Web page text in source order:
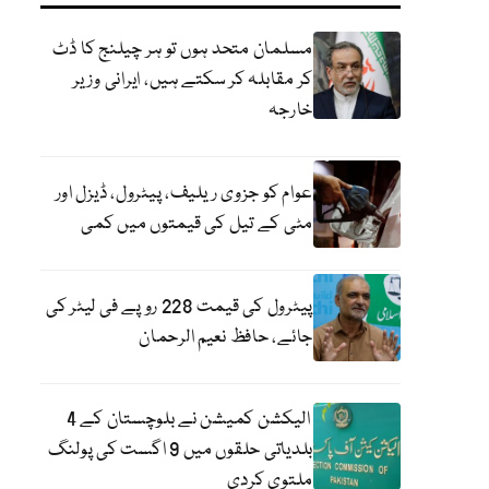
مسلمان متحد ہوں تو ہر چیلنج کا ڈٹ
کر مقابلہ کر سکتے ہیں، ایرانی وزیر
خارجہ
عوام کو جزوی ریلیف، پیٹرول، ڈیزل اور
مٹی کے تیل کی قیمتوں میں کمی
پیٹرول کی قیمت 228 روپے فی لیٹر کی
جائے، حافظ نعیم الرحمان
الیکشن کمیشن نے بلوچستان کے 4
بلدیاتی حلقوں میں 9 اگست کی پولنگ
ملتوی کردی